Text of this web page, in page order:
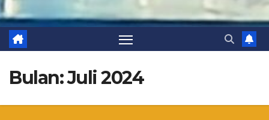
Bulan:Juli 2024